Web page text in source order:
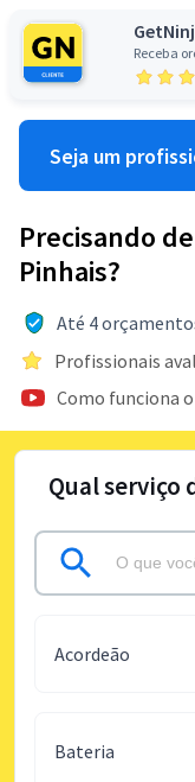
Receba
Seja um
Precisando
Pinhais?
Até 4
Profissionais
Como funciona
Qual serviço
Acordeão
Bateria